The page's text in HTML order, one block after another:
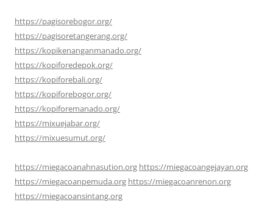
https://pagisorebogor.org/
https://pagisoretangerang.org/
https://kopikenanganmanado.org/
https://kopiforedepok.org/
https://kopiforebali.org/
https://kopiforebogor.org/
https://kopiforemanado.org/
https://mixuejabar.org/
https://mixuesumut.org/
https://miegacoanahnasution.org https://miegacoangejayan.org
https://miegacoanpemuda.org https://miegacoanrenon.org
https://miegacoansintang.org